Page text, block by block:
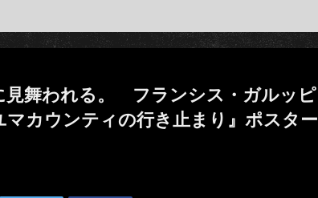
見舞われる。 フランシス・ガルッピ
マカウンティの行き止まり』ポスター